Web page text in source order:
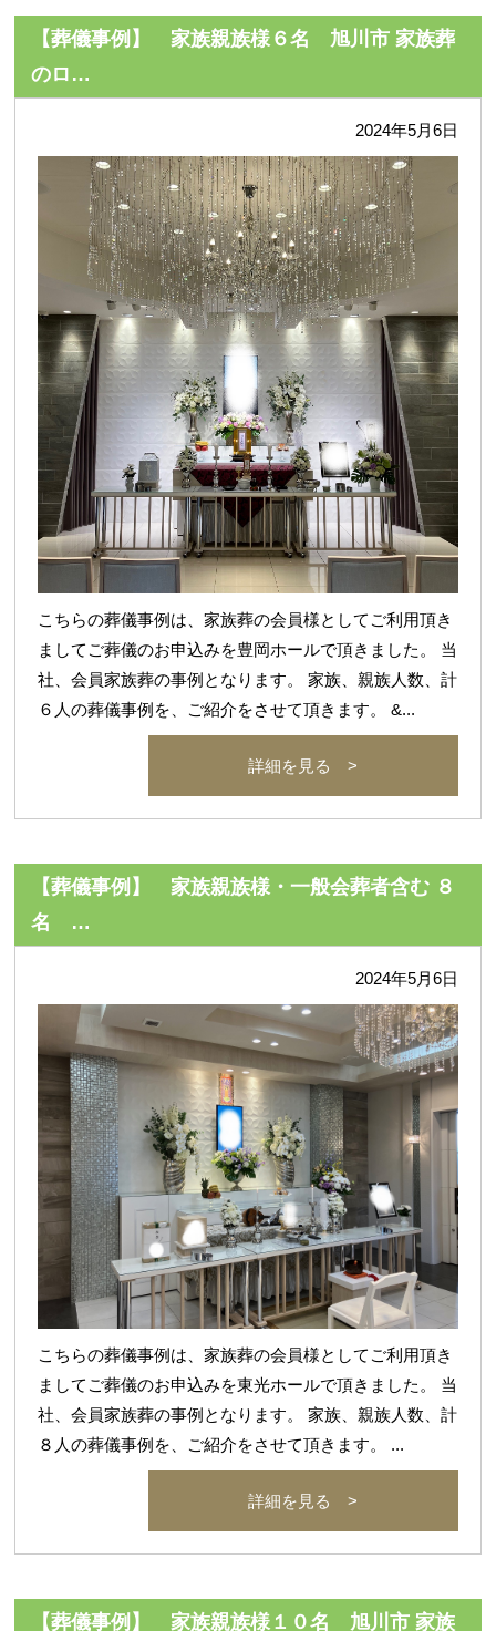
【葬儀事例】 家族親族様６名 旭川市 家族葬
のロ…
2024年5月6日
こちらの葬儀事例は、家族葬の会員様としてご利用頂き
ましてご葬儀のお申込みを豊岡ホールで頂きました。 当
社、会員家族葬の事例となります。 家族、親族人数、計
６人の葬儀事例を、ご紹介をさせて頂きます。 &...
詳細を見る >
【葬儀事例】 家族親族様・一般会葬者含む ８
名 …
2024年5月6日
こちらの葬儀事例は、家族葬の会員様としてご利用頂き
ましてご葬儀のお申込みを東光ホールで頂きました。 当
社、会員家族葬の事例となります。 家族、親族人数、計
８人の葬儀事例を、ご紹介をさせて頂きます。 ...
詳細を見る >
【葬儀事例】 家族親族様１０名 旭川市 家族